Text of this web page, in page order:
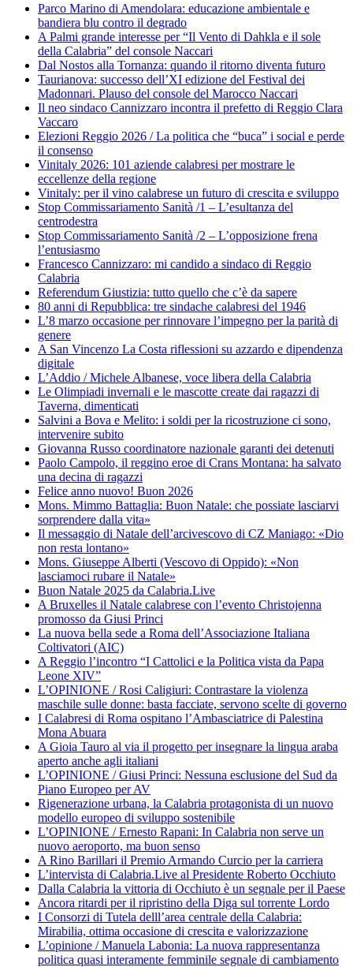
Parco Marino di Amendolara: educazione ambientale e
bandiera blu contro il degrado
A Palmi grande interesse per “Il Vento di Dahkla e il sole
della Calabria” del console Naccari
Dal Nostos alla Tornanza: quando il ritorno diventa futuro
Taurianova: successo dell’XI edizione del Festival dei
Madonnari. Plauso del console del Marocco Naccari
Il neo sindaco Cannizzaro incontra il prefetto di Reggio Clara
Vaccaro
Elezioni Reggio 2026 / La politica che “buca” i social e perde
il consenso
Vinitaly 2026: 101 aziende calabresi per mostrare le
eccellenze della regione
Vinitaly: per il vino calabrese un futuro di crescita e sviluppo
Stop Commissariamento Sanità /1 – L’esultanza del
centrodestra
Stop Commissariamento Sanità /2 – L’opposizione frena
l’entusiasmo
Francesco Cannizzaro: mi candido a sindaco di Reggio
Calabria
Referendum Giustizia: tutto quello che c’è da sapere
80 anni di Repubblica: tre sindache calabresi del 1946
L’8 marzo occasione per rinnovare l’impegno per la parità di
genere
A San Vincenzo La Costa riflessioni su azzardo e dipendenza
digitale
L’Addio / Michele Albanese, voce libera della Calabria
Le Olimpiadi invernali e le mascotte create dai ragazzi di
Taverna, dimenticati
Salvini a Bova e Melito: i soldi per la ricostruzione ci sono,
intervenire subito
Giovanna Russo coordinatore nazionale garanti dei detenuti
Paolo Campolo, il reggino eroe di Crans Montana: ha salvato
una decina di ragazzi
Felice anno nuovo! Buon 2026
Mons. Mimmo Battaglia: Buon Natale: che possiate lasciarvi
sorprendere dalla vita»
Il messaggio di Natale dell’arcivescovo di CZ Maniago: «Dio
non resta lontano»
Mons. Giuseppe Alberti (Vescovo di Oppido): «Non
lasciamoci rubare il Natale»
Buon Natale 2025 da Calabria.Live
A Bruxelles il Natale calabrese con l’evento Christojenna
promosso da Giusi Princi
La nuova bella sede a Roma dell’Associazione Italiana
Coltivatori (AIC)
A Reggio l’incontro “I Cattolici e la Politica vista da Papa
Leone XIV”
L’OPINIONE / Rosi Caligiuri: Contrastare la violenza
maschile sulle donne: basta facciate, servono scelte di governo
I Calabresi di Roma ospitano l’Ambasciatrice di Palestina
Mona Abuara
A Gioia Tauro al via il progetto per insegnare la lingua araba
aperto anche agli italiani
L’OPINIONE / Giusi Princi: Nessuna esclusione del Sud da
Piano Europeo per AV
Rigenerazione urbana, la Calabria protagonista di un nuovo
modello europeo di sviluppo sostenibile
L’OPINIONE / Ernesto Rapani: In Calabria non serve un
nuovo aeroporto, ma buon senso
A Rino Barillari il Premio Armando Curcio per la carriera
L’intervista di Calabria.Live al Presidente Roberto Occhiuto
Dalla Calabria la vittoria di Occhiuto è un segnale per il Paese
Ancora ritardi per il ripristino della Diga sul torrente Lordo
I Consorzi di Tutela delll’area centrale della Calabria:
Mirabilia, ottima occasione di crescita e valorizzazione
L’opinione / Manuela Labonia: La nuova rappresentanza
politica quasi interamente femminile segnale di cambiamento